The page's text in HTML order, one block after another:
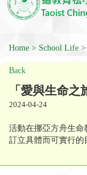
Home School Life
Back
「愛與生命
2024-04-24
活動在挪亞方舟生命
訂立具體而可實行的